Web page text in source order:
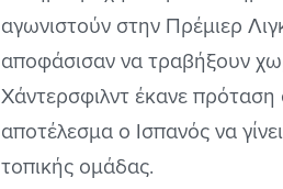
αγωνιστούν στην Πρέμιερ
αποφάσισαν να τραβήξουν
Χάντερσφιλντ έκανε
αποτέλεσμα ο Ισπανός να
τοπικής ομάδας.